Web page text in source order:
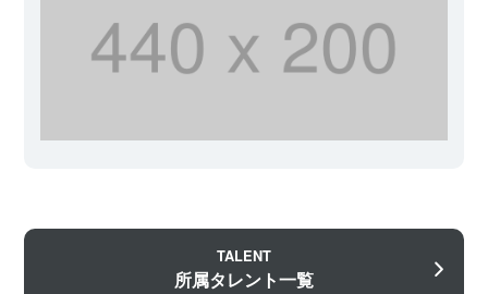
TALENT
所属タレント一覧